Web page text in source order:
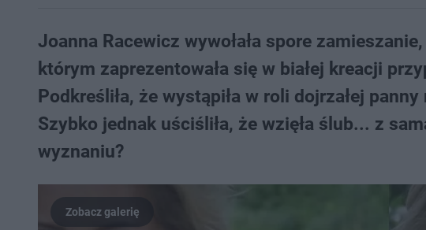
Joanna Racewicz wywołała spore
którym zaprezentowała się w białej kreacji
Podkreśliła, że wystąpiła w roli dojrzałej
Szybko jednak uściśliła, że wzięła ślub... z
wyznaniu?